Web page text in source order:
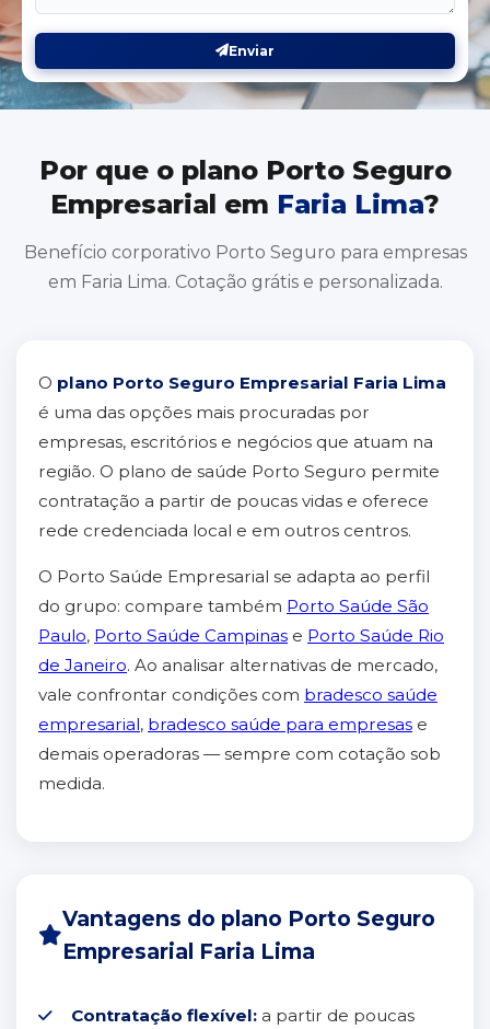
Enviar
Por que o plano Porto Seguro
Empresarial em Faria Lima?
Benefício corporativo Porto Seguro para empresas
em Faria Lima. Cotação grátis e personalizada.
O plano Porto Seguro Empresarial Faria Lima
é uma das opções mais procuradas por
empresas, escritórios e negócios que atuam na
região. O plano de saúde Porto Seguro permite
contratação a partir de poucas vidas e oferece
rede credenciada local e em outros centros.
O Porto Saúde Empresarial se adapta ao perfil
do grupo: compare também Porto Saúde São
Paulo, Porto Saúde Campinas e Porto Saúde Rio
de Janeiro. Ao analisar alternativas de mercado,
vale confrontar condições com bradesco saúde
empresarial, bradesco saúde para empresas e
demais operadoras — sempre com cotação sob
medida.
Vantagens do plano Porto Seguro
Empresarial Faria Lima
Contratação flexível: a partir de poucas